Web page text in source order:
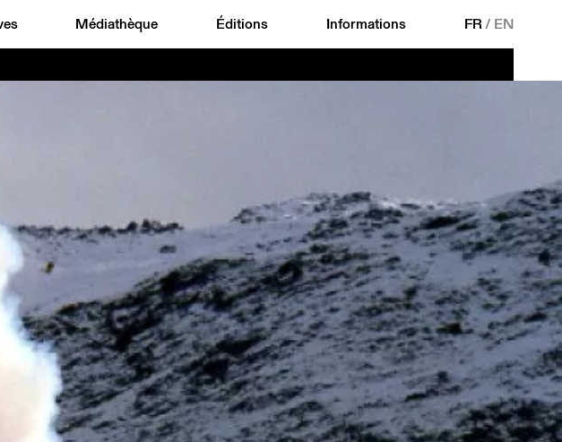
Médiathèque Éditions Informations FR/ EN